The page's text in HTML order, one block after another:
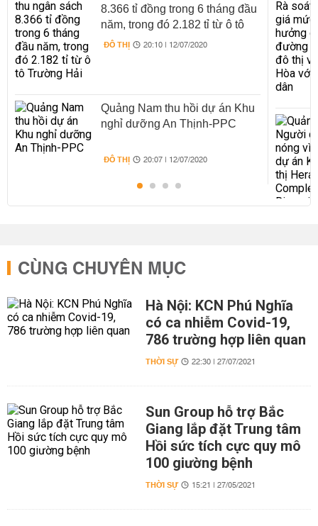
8.366 tỉ đồng trong 6 tháng đầu
năm, trong đó 2.182 tỉ từ ô tô
Trường Hải
ĐÔ THỊ 20:10 | 12/07/2020
Quảng Nam thu hồi dự án Khu
nghỉ dưỡng An Thịnh-PPC
ĐÔ THỊ 20:07 | 12/07/2020
CÙNG CHUYÊN MỤC
Hà Nội: KCN Phú Nghĩa
có ca nhiễm Covid-19,
786 trường hợp liên quan
THỜI SỰ 22:30 | 27/07/2021
Sun Group hỗ trợ Bắc
Giang lắp đặt Trung tâm
Hồi sức tích cực quy mô
100 giường bệnh
THỜI SỰ 15:21 | 27/05/2021